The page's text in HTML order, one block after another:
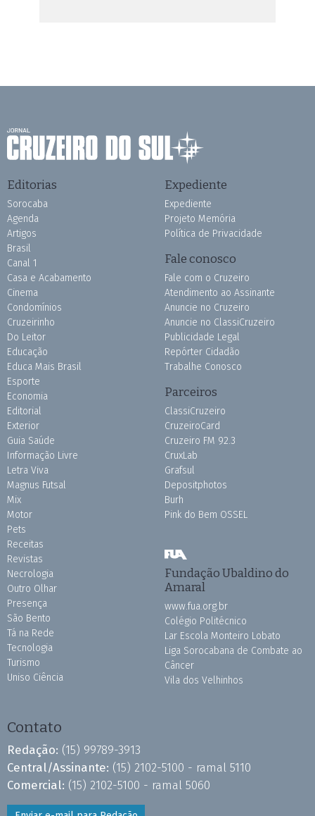
Editorias
Sorocaba
Agenda
Artigos
Brasil
Canal 1
Casa e Acabamento
Cinema
Condomínios
Cruzeirinho
Do Leitor
Educação
Educa Mais Brasil
Esporte
Economia
Editorial
Exterior
Guia Saúde
Informação Livre
Letra Viva
Magnus Futsal
Mix
Motor
Pets
Receitas
Revistas
Necrologia
Outro Olhar
Presença
São Bento
Tá na Rede
Tecnologia
Turismo
Uniso Ciência
Expediente
Expediente
Projeto Memória
Política de Privacidade
Fale conosco
Fale com o Cruzeiro
Atendimento ao Assinante
Anuncie no Cruzeiro
Anuncie no ClassiCruzeiro
Publicidade Legal
Repórter Cidadão
Trabalhe Conosco
Parceiros
ClassiCruzeiro
CruzeiroCard
Cruzeiro FM 92.3
CruxLab
Grafsul
Depositphotos
Burh
Pink do Bem OSSEL
Fundação Ubaldino do
Amaral
www.fua.org.br
Colégio Politécnico
Lar Escola Monteiro Lobato
Liga Sorocabana de Combate ao
Câncer
Vila dos Velhinhos
Contato
Redação: (15) 99789-3913
Central/Assinante: (15) 2102-5100 - ramal 5110
Comercial: (15) 2102-5100 - ramal 5060